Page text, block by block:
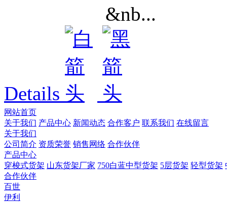
&nb...
Details
网站首页
关于我们 产品中心 新闻动态 合作客户 联系我们 在线留言
关于我们
公司简介 资质荣誉 销售网络 合作伙伴
产品中心
穿梭式货架 山东货架厂家 750白蓝中型货架 5层货架 轻型货架
合作伙伴
百世
伊利